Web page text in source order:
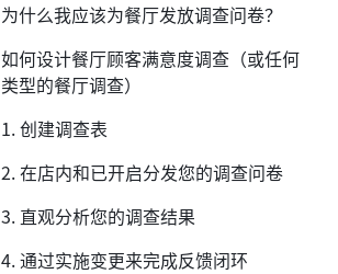
为什么我应该为餐厅发放调查问卷？
如何设计餐厅顾客满意度调查（或任何
类型的餐厅调查）
1. 创建调查表
2. 在店内和已开启分发您的调查问卷
3. 直观分析您的调查结果
4. 通过实施变更来完成反馈闭环